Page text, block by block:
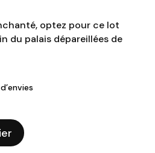
optez pour ce lot
du palais dépareillées de